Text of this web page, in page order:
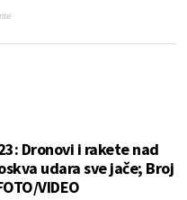
Dronovi i rakete nad
udara sve jače; Broj
VIDEO